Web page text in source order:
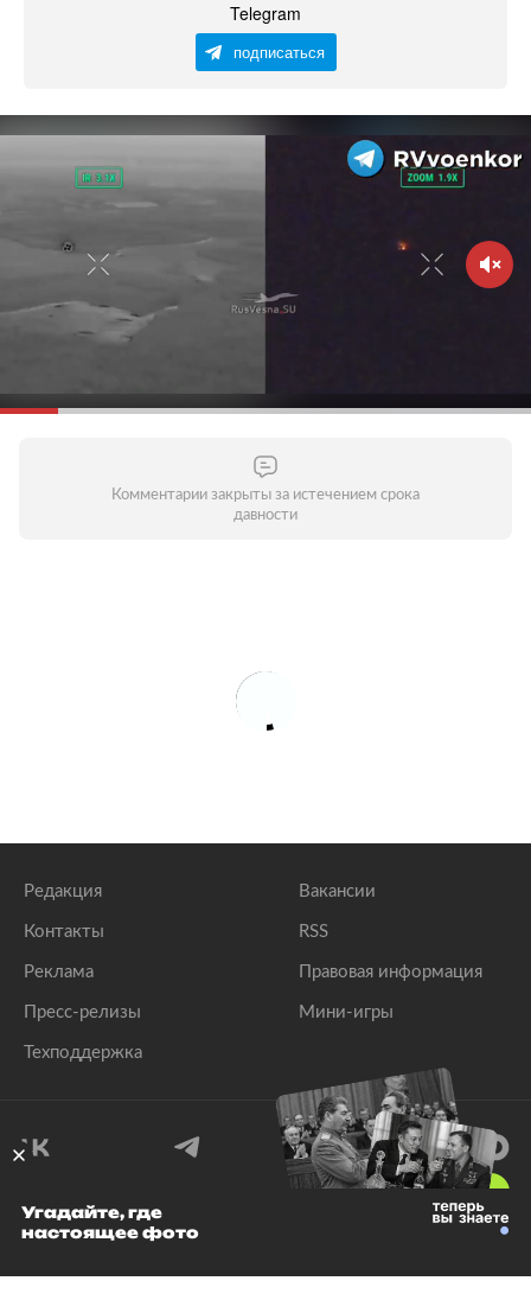
Telegram
подписаться
Комментарии закрыты за истечением срока
давности
Редакция
Контакты
Реклама
Пресс-релизы
Техподдержка
Вакансии
RSS
Правовая информация
Мини-игры
© 1999–2026 Все права защищены.
Угадайте, где
настоящее фото